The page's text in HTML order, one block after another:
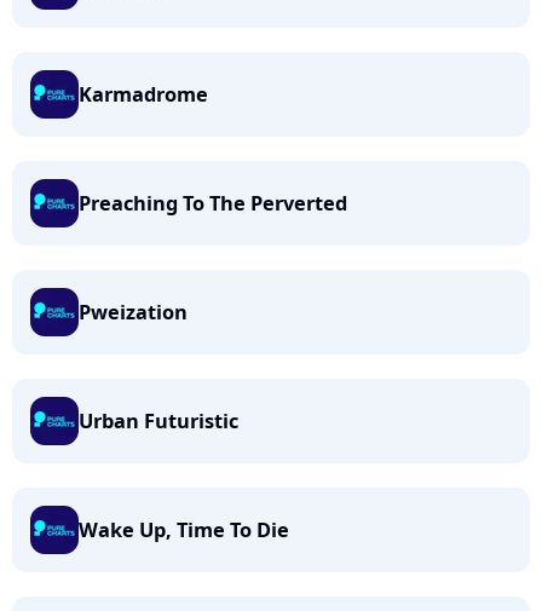
Karmadrome
Preaching To The Perverted
Pweization
Urban Futuristic
Wake Up, Time To Die